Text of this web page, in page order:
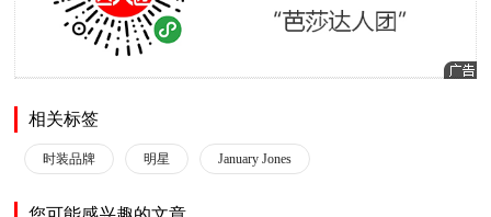
相关标签
时装品牌 明星 January Jones